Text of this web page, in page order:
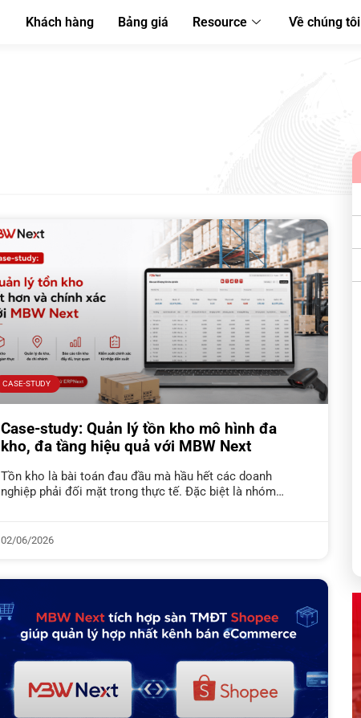
Khách hàng Bảng giá Resource Về chúng tôi
CASE-STUDY
Case-study: Quản lý tồn kho mô hình đa
kho, đa tầng hiệu quả với MBW Next
Tồn kho là bài toán đau đầu mà hầu hết các doanh
nghiệp phải đối mặt trong thực tế. Đặc biệt là nhóm
02/06/2026